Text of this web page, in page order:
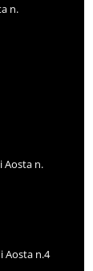
n.
Aosta n.
Aosta n.4